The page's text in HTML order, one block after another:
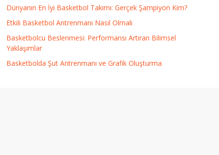
Dünyanın En İyi Basketbol Takımı: Gerçek Şampiyon Kim?
Etkili Basketbol Antrenmanı Nasıl Olmalı
Basketbolcu Beslenmesi: Performansı Artıran Bilimsel
Yaklaşımlar
Basketbolda Şut Antrenmanı ve Grafik Oluşturma